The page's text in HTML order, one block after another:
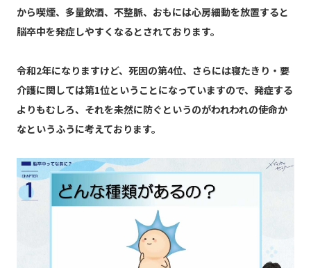
から喫煙、多量飲酒、不整脈、おもには心房細動を放置すると
脳卒中を発症しやすくなるとされております。
令和2年になりますけど、死因の第4位、さらには寝たきり・要
介護に関しては第1位ということになっていますので、発症する
よりもむしろ、それを未然に防ぐというのがわれわれの使命か
なというふうに考えております。